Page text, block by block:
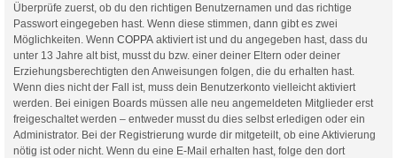
Überprüfe zuerst, ob du den richtigen Benutzernamen und das richtige
Passwort eingegeben hast. Wenn diese stimmen, dann gibt es zwei
Möglichkeiten. Wenn COPPA aktiviert ist und du angegeben hast, dass du
unter 13 Jahre alt bist, musst du bzw. einer deiner Eltern oder deiner
Erziehungsberechtigten den Anweisungen folgen, die du erhalten hast.
Wenn dies nicht der Fall ist, muss dein Benutzerkonto vielleicht aktiviert
werden. Bei einigen Boards müssen alle neu angemeldeten Mitglieder erst
freigeschaltet werden – entweder musst du dies selbst erledigen oder ein
Administrator. Bei der Registrierung wurde dir mitgeteilt, ob eine Aktivierung
nötig ist oder nicht. Wenn du eine E-Mail erhalten hast, folge den dort